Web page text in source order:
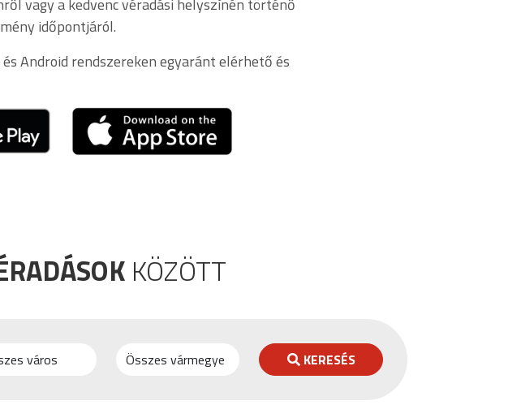
vagy a kedvenc véradási helyszínén történő
időpontjáról.
és Android rendszereken egyaránt elérhető és
KÖZÖTT
KERESÉS